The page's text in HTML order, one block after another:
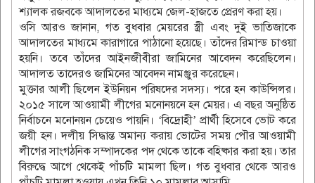
শ্যালক রজবকে আদালতের মাধ্যমে জেল-হাজতে প্রেরণ করা হয়।
ওসি আরও জানান, গত বুধবার মেয়রের স্ত্রী এবং দুই ভাতিজাকে
আদালতের মাধ্যমে কারাগারে পাঠানো হয়েছে। তাঁদের রিমান্ড চাওয়া
হয়নি। তবে তাঁদের আইনজীবীরা জামিনের আবেদন করেছিলেন।
আদালত তাদেরও জামিনের আবেদন নামঞ্জুর করেছেন।
মুক্তার আলী ছিলেন ইউনিয়ন পরিষদের সদস্য। পরে হন কাউন্সিলর।
২০১৫ সালে আওয়ামী লীগের মনোনয়নে হন মেয়র। এ বছর অনুষ্ঠিত
নির্বাচনে মনোনয়ন চেয়েও পায়নি। ‘বিদ্রোহী’ প্রার্থী হিসেবে ভোট করে
জয়ী হন। দলীয় সিদ্ধান্ত অমান্য করায় ভোটের সময় পৌর আওয়ামী
লীগের সাংগঠনিক সম্পাদকের পদ থেকে তাকে বহিষ্কার করা হয়। তার
বিরুদ্ধে আগে থেকেই পাঁচটি মামলা ছিল। গত বুধবার থেকে আরও